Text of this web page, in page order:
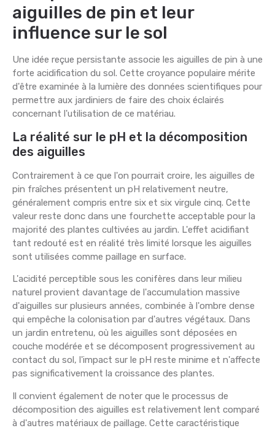
aiguilles de pin et leur
influence sur le sol
Une idée reçue persistante associe les aiguilles de pin à une
forte acidification du sol. Cette croyance populaire mérite
d'être examinée à la lumière des données scientifiques pour
permettre aux jardiniers de faire des choix éclairés
concernant l'utilisation de ce matériau.
La réalité sur le pH et la décomposition
des aiguilles
Contrairement à ce que l'on pourrait croire, les aiguilles de
pin fraîches présentent un pH relativement neutre,
généralement compris entre six et six virgule cinq. Cette
valeur reste donc dans une fourchette acceptable pour la
majorité des plantes cultivées au jardin. L'effet acidifiant
tant redouté est en réalité très limité lorsque les aiguilles
sont utilisées comme paillage en surface.
L'acidité perceptible sous les conifères dans leur milieu
naturel provient davantage de l'accumulation massive
d'aiguilles sur plusieurs années, combinée à l'ombre dense
qui empêche la colonisation par d'autres végétaux. Dans
un jardin entretenu, où les aiguilles sont déposées en
couche modérée et se décomposent progressivement au
contact du sol, l'impact sur le pH reste minime et n'affecte
pas significativement la croissance des plantes.
Il convient également de noter que le processus de
décomposition des aiguilles est relativement lent comparé
à d'autres matériaux de paillage. Cette caractéristique